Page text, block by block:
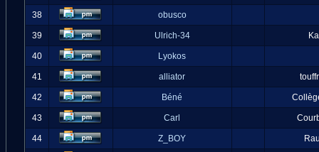
38 obusco
39 Ulrich-34
40 Lyokos
41 alliator
42 Béné
43 Carl
44 Z_BOY